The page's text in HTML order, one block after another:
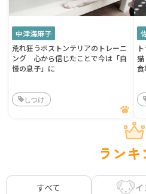
中津海麻子
荒れ狂うボストンテリアのトレーニ
ング 心から信じたことで今は「自
慢の息子」に
しつけ
食
ラン
すべて イ